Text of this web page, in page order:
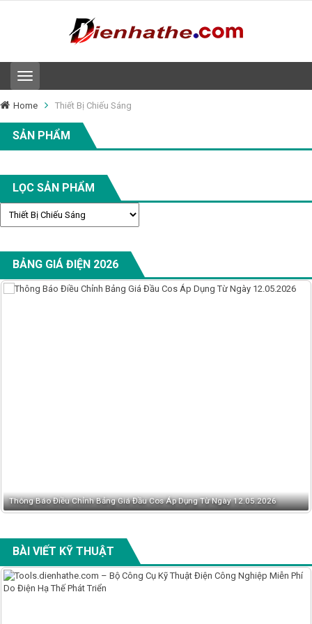
T
o
g
l
e
n
v
i
g
a
t
o
n
Home Thiết Bị Chiếu Sáng
SẢN PHẨM
LỌC SẢN PHẨM
BẢNG GIÁ ĐIỆN 2026
Có Nên Chuyển Sang LS Hoặc Schneider Khi Mitsubishi Tăng Giá?
BÀI VIẾT KỸ THUẬT